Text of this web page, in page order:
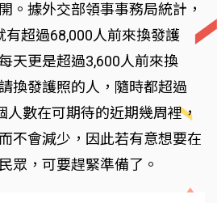
。據外交部領事事務局統計，
超過68,000人前來換發護
天更是超過3,600人前來換
換發護照的人，隨時都超過
人數在可期待的近期幾周裡，
不會減少，因此若有意想要在
眾，可要趕緊準備了。